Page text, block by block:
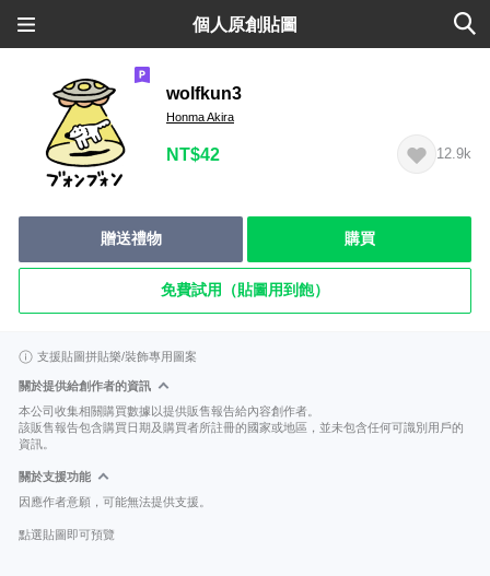
個人原創貼圖
wolfkun3
Honma Akira
NT$42 12.9k
贈送禮物 購買
免費試用（貼圖用到飽）
支援貼圖拼貼樂/裝飾專用圖案
關於提供給創作者的資訊
本公司收集相關購買數據以提供販售報告給內容創作者。
該販售報告包含購買日期及購買者所註冊的國家或地區，並未包含任何可識別用戶的
資訊。
關於支援功能
因應作者意願，可能無法提供支援。
點選貼圖即可預覽